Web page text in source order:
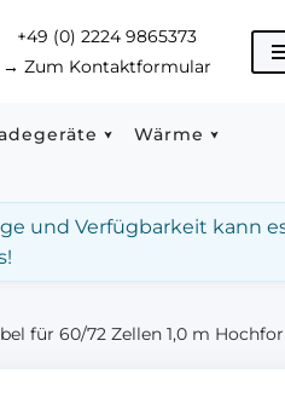
+49 (0) 2224 9865373
→ Zum Kontaktformular
Wärme
und Verfügbarkeit kann
für 60/72 Zellen 1,0 m